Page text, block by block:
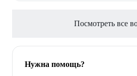
Посмотреть все
Нужна помощь?